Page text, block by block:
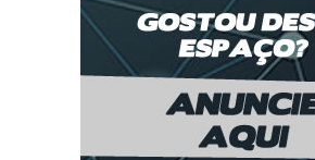
RELATED TOPICS: ANA APÓS
ENTRETENIMENTO FELIPE
POLIANA ROCHA ZÉ
Adriane Galisteu confirma presença
Portela no Carnaval 2026